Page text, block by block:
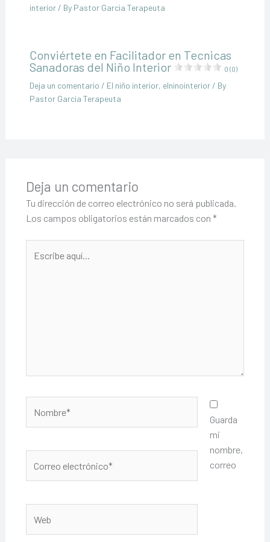
interior/ By Pastor Garcia Terapeuta
Conviértete en Facilitador en Tecnicas
Sanadoras del Niño Interior
0 (0)
Deja un comentario / El niño interior, elninointerior/ By
Pastor Garcia Terapeuta
Deja un comentario
Tu dirección de correo electrónico no será publicada.
Los campos obligatorios están marcados con *
aquí...
electrónico*
Guarda
mi
nombre,
correo